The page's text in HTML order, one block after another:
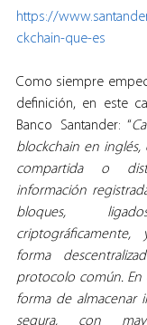
https://
ckchain-que-es
Como siempre
definición, en este
Banco Santander: “
blockchain en inglés,
compartida o
información
bloques,
forma
protocolo común. En
forma de almacenar
segura, con